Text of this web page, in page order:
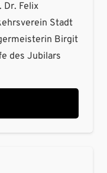
Dr. Felix
Stadt
Birgit
des Jubilars